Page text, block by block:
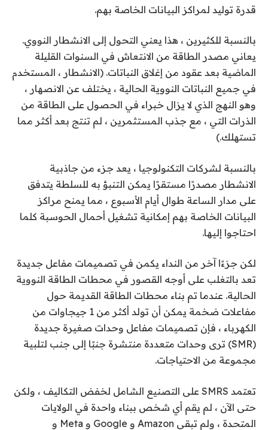
قدرة توليد لمراكز البيانات الخاصة بهم.
بالنسبة للكثيرين ، هذا يعني التحول إلى الانشطار النووي.
يعاني مصدر الطاقة من الانتعاش في السنوات القليلة
الماضية بعد عقود من إغلاق النباتات. (الانشطار ، المستخدم
في جميع النباتات النووية الحالية ، يختلف عن الانصهار ،
وهو النهج الذي لا يزال خبراء في الحصول على الطاقة من
الذرات التي ، مع جذب المستثمرين ، لم تنتج بعد أكثر مما
تستهلك.)
بالنسبة لشركات التكنولوجيا ، يعد جزء من جاذبية
الانشطار مصدرًا مستقرًا يمكن التنبؤ به للسلطة يتدفق
على مدار الساعة طوال أيام الأسبوع ، مما يمنح مراكز
البيانات الخاصة بهم إمكانية تشغيل أحمال الحوسبة كلما
احتاجوا إليها.
لكن جزءًا آخر من النداء يكمن في تصميمات مفاعل جديدة
تعد بالتغلب على أوجه القصور في محطات الطاقة النووية
الحالية. عندما تم بناء محطات الطاقة القديمة حول
مفاعلات ضخمة يمكن أن تولد أكثر من 1 جيجاوات من
الكهرباء ، فإن تصميمات مفاعل وحدات صغيرة جديدة
(SMR) ترى وحدات متعددة منتشرة جنبًا إلى جنب لتلبية
مجموعة من الاحتياجات.
تعتمد SMRS على التصنيع الشامل لخفض التكاليف ، ولكن
حتى الآن ، لم يقم أي شخص ببناء واحدة في الولايات
المتحدة ، ولم تبقي Amazon و Google و Meta و